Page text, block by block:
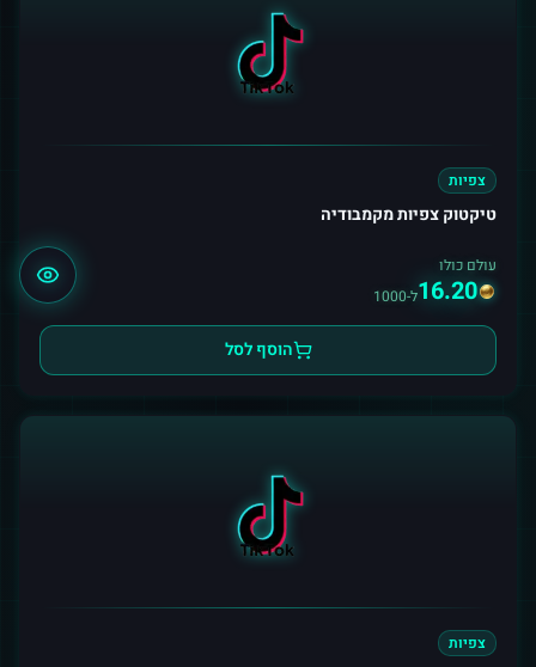
צפיות
טיקטוק צפיות מקמבודיה
עולם כולו
16.20ל-1000
הוסף לסל
צפיות